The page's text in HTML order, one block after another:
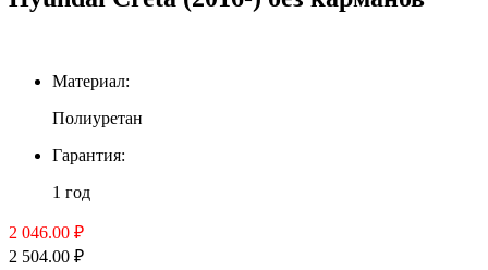
Материал:
Полиуретан
Гарантия:
1 год
2 046.00 ₽
2 504.00 ₽